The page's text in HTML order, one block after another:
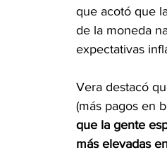
que acotó que
de la moneda
expectativas
Vera destacó
(más pagos en
que la gente
más elevadas